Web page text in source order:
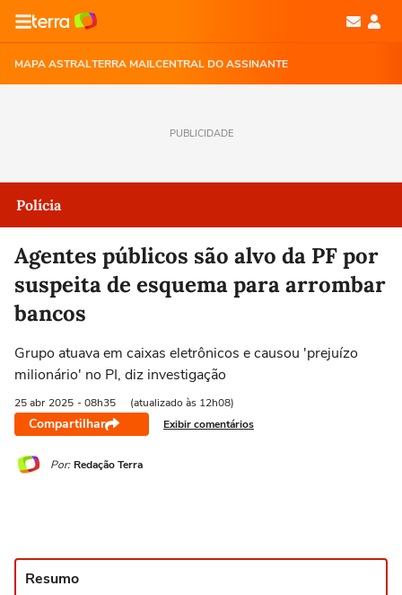
MAPA ASTRALTERRA MAILCENTRAL DO ASSINANTE
PUBLICIDADE
Polícia
Agentes públicos são alvo da PF por
suspeita de esquema para arrombar
bancos
Grupo atuava em caixas eletrônicos e causou 'prejuízo
milionário' no PI, diz investigação
25 abr 2025 - 08h35 (atualizado às 12h08)
Compartilhar Exibir comentários
Por: Redação Terra
Resumo